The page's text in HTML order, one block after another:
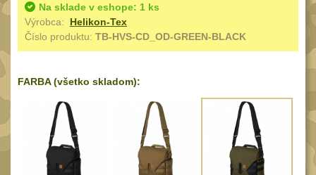
Speciální pouzdra III12
Pouzdra na láhev42
potřeby
Pouzdra na
lékárničku
Pouzdra na
elektroniku
Na sklade v eshope: 1 ks
Výrobca: Helikon-Tex
Číslo produktu: TB-HVS-CD_OD-GREEN-BLACK
FARBA (všetko skladom):